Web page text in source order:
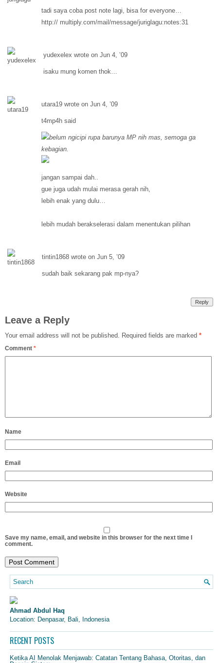
tadi saya coba post note lagi, bisa for everyone…
http:// multiply.com/mail/message/juriglagu:notes:31
yudexelex wrote on Jun 4, ’09
isaku mung komen thok…
utara19 wrote on Jun 4, ’09
t4mp4h said
belum ngicipi rupa barunya MP nih mas, semoga ga
kebagian.
jangan sampai dah..
gue juga udah mulai merasa gerah nih,
lebih enak yang dulu…
lebih mudah berakselerasi dalam menentukan pilihan
tintin1868 wrote on Jun 5, ’09
sudah baik sekarang pak mp-nya?
Reply
Leave a Reply
Your email address will not be published. Required fields are marked *
Comment *
Name
Email
Website
Save my name, email, and website in this browser for the next time I
comment.
Ahmad Abdul Haq
Location: Denpasar, Bali, Indonesia
RECENT POSTS
Ketika AI Menolak Menjawab: Catatan Tentang Bahasa, Otoritas, dan